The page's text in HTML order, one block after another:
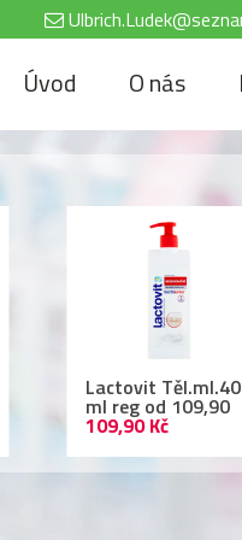
Úvod O nás
Air Wick 250ml
69,90 Kč